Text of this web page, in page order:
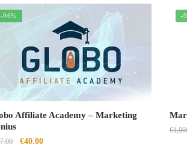
-96%
Affiliate Academy – Marketing
Il
€40.00Il
-
€